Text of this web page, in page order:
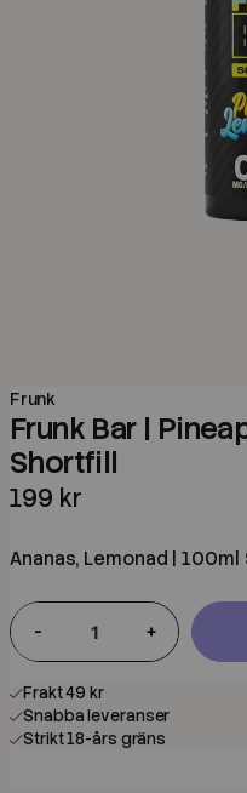
Frunk
Frunk Bar |
Shortfill
199 kr
Ananas, Lemonad |
- +
Frakt 49 kr
Snabba leveranser
Strikt 18-års gräns